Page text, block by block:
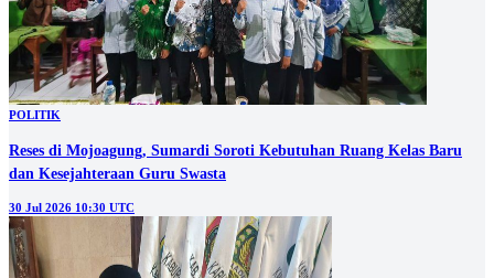
POLITIK
Reses di Mojoagung, Sumardi Soroti Kebutuhan Ruang Kelas Baru
dan Kesejahteraan Guru Swasta
30 Jul 2026 10:30 UTC